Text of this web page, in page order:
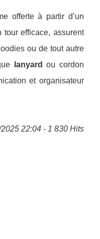
offerte à partir d’un
tour efficace, assurent
ou de tout autre
lanyard ou cordon
et organisateur
22:04 - 1 830 Hits